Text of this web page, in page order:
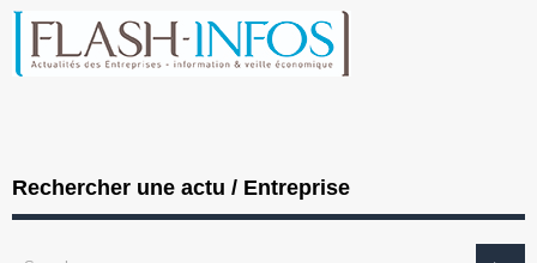
Rechercher une actu / Entreprise